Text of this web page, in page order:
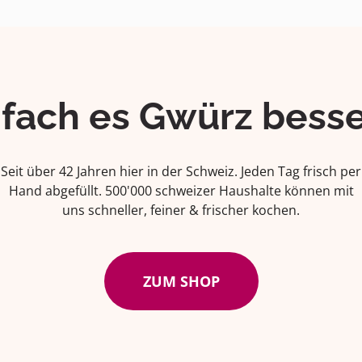
es Gwürz
Seit über 42 Jahren hier in der Schweiz. Jeden Tag frisch per
Hand abgefüllt. 500'000 schweizer Haushalte können mit
uns schneller, feiner & frischer kochen.
ZUM SHOP